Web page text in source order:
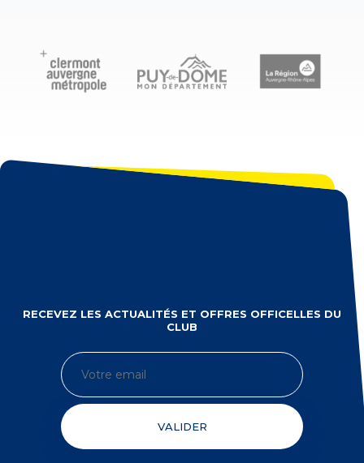
RECEVEZ LES ACTUALITÉS ET OFFRES OFFICELLES DU
CLUB
VALIDER